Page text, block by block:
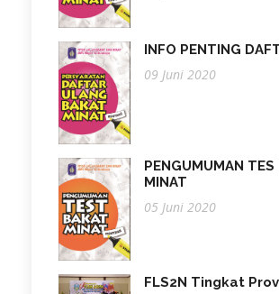
INFO PENTING
09 Juni 2020
PENGUMUMAN
MINAT
05 Juni 2020
FLS2N Tingkat